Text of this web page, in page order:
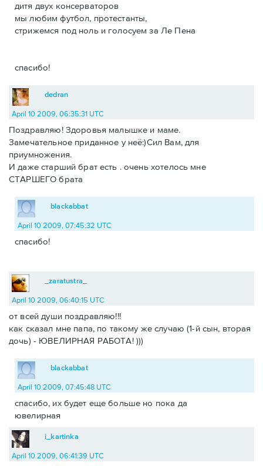
дитя двух консерваторов
мы любим футбол, протестанты,
стрижемся под ноль и голосуем за Ле Пена
спасибо!
dedran
April 10 2009, 06:35:31 UTC
Поздравляю! Здоровья малышке и маме.
Замечательное приданное у неё:)Сил Вам, для
приумножения.
И даже старший брат есть . очень хотелось мне
СТАРШЕГО брата
blackabbat
April 10 2009, 07:45:32 UTC
спасибо!
_zaratustra_
April 10 2009, 06:40:15 UTC
от всей души поздравляю!!!
как сказал мне папа, по такому же случаю (1-й сын, вторая
дочь) - ЮВЕЛИРНАЯ РАБОТА! )))
blackabbat
April 10 2009, 07:45:48 UTC
спасибо, их будет еще больше но пока да
ювелирная
i_kartinka
April 10 2009, 06:41:39 UTC